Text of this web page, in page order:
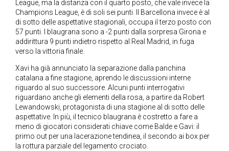
League, ma la distanza con il quarto posto, che vale invece la
Champions League, è di soli sei punti. Il Barcellona invece è al
di sotto delle aspettative stagionali, occupa il terzo posto con
57 punti. I blaugrana sono a -2 punti dalla sorpresa Girona e
addirittura 9 punti indietro rispetto al Real Madrid, in fuga
verso la vittoria finale.
Xavi ha già annunciato la separazione dalla panchina
catalana a fine stagione, aprendo le discussioni interne
riguardo al suo successore. Alcuni punti interrogativi
riguardano anche gli elementi della rosa, a partire da Robert
Lewandowski, protagonista di una stagione al di sotto delle
aspettative. In più, il tecnico blaugrana è costretto a fare a
meno di giocatori considerati chiave come Balde e Gavi: il
primo out per una lacerazione tendinea, il secondo ai box per
la rottura parziale del legamento crociato.